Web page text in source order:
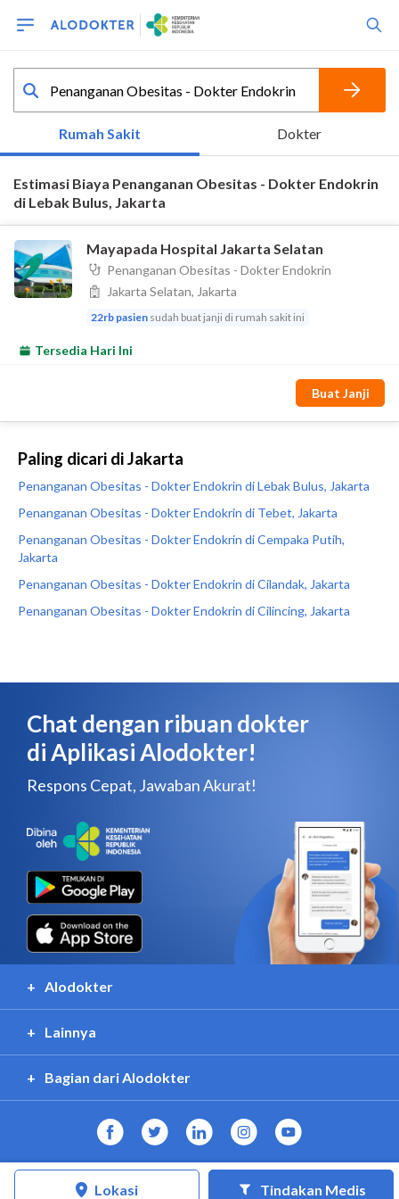
Paling dicari di Jakarta
Penanganan Obesitas - Dokter Endokrin di Lebak Bulus, Jakarta
Penanganan Obesitas - Dokter Endokrin di Tebet, Jakarta
Penanganan Obesitas - Dokter Endokrin di Cempaka Putih,
Jakarta
Penanganan Obesitas - Dokter Endokrin di Cilandak, Jakarta
Penanganan Obesitas - Dokter Endokrin di Cilincing, Jakarta